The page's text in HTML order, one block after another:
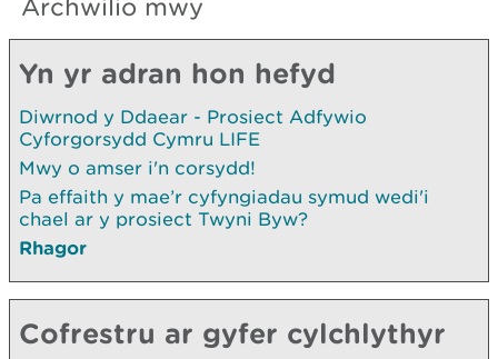
Archwilio mwy
Yn yr adran hon hefyd
Diwrnod y Ddaear - Prosiect Adfywio
Cyforgorsydd Cymru LIFE
Mwy o amser i'n corsydd!
Pa effaith y mae’r cyfyngiadau symud wedi'i
chael ar y prosiect Twyni Byw?
Rhagor
Cofrestru ar gyfer cylchlythyr